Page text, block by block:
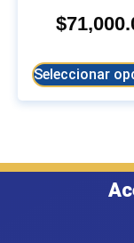
$
Seleccionar